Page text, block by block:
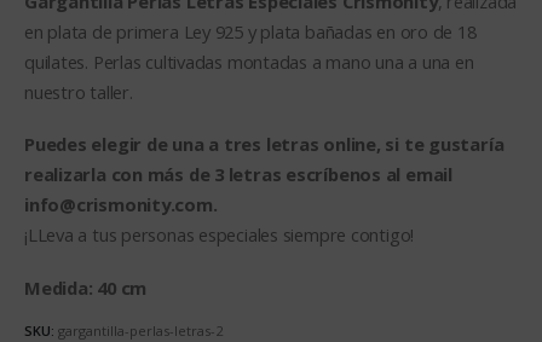
desde
48,00€
hasta
en plata de primera Ley 925 y plata bañadas en oro de 18
quilates. Perlas cultivadas montadas a mano una a una en
nuestro taller.
Puedes elegir de una a tres letras online, si te gustaría
realizarla con más de 3 letras escríbenos al email
info@crismonity.com.
¡LLeva a tus personas especiales siempre contigo!
Medida: 40 cm
SKU: gargantilla-perlas-letras-2